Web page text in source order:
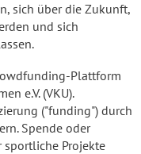
sich über die Zukunft,
und sich
Plattform
e.V. (VKU).
("funding") durch
Spende oder
Projekte